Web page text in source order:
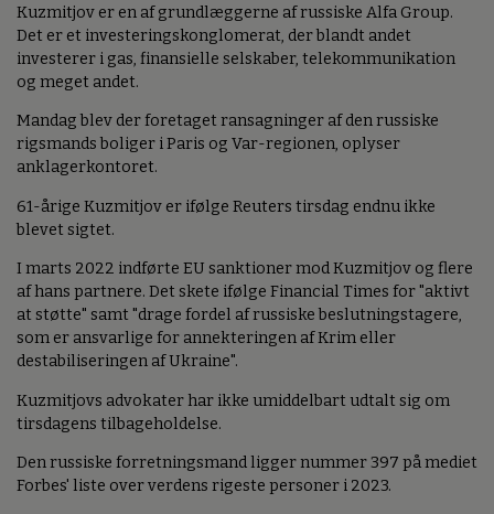
Kuzmitjov er en af grundlæggerne af russiske Alfa Group.
Det er et investeringskonglomerat, der blandt andet
investerer i gas, finansielle selskaber, telekommunikation
og meget andet.
Mandag blev der foretaget ransagninger af den russiske
rigsmands boliger i Paris og Var-regionen, oplyser
anklagerkontoret.
61-årige Kuzmitjov er ifølge Reuters tirsdag endnu ikke
blevet sigtet.
I marts 2022 indførte EU sanktioner mod Kuzmitjov og flere
af hans partnere. Det skete ifølge Financial Times for "aktivt
at støtte" samt "drage fordel af russiske beslutningstagere,
som er ansvarlige for annekteringen af Krim eller
destabiliseringen af Ukraine".
Kuzmitjovs advokater har ikke umiddelbart udtalt sig om
tirsdagens tilbageholdelse.
Den russiske forretningsmand ligger nummer 397 på mediet
Forbes' liste over verdens rigeste personer i 2023.